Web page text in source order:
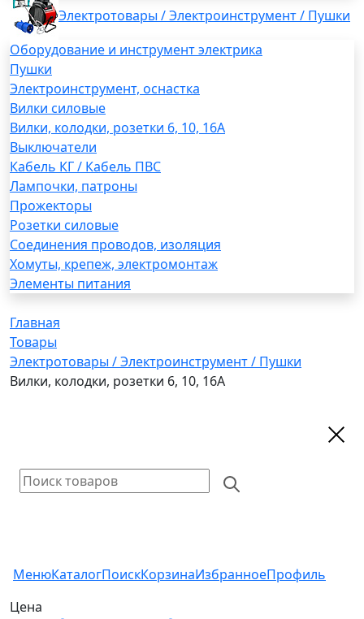
Электротовары / Электроинструмент / Пушки
Оборудование и инструмент электрика
Пушки
Электроинструмент, оснастка
Вилки силовые
Вилки, колодки, розетки 6, 10, 16А
Выключатели
Кабель КГ / Кабель ПВС
Лампочки, патроны
Прожекторы
Розетки силовые
Соединения проводов, изоляция
Хомуты, крепеж, электромонтаж
Элементы питания
Главная
Товары
Электротовары / Электроинструмент / Пушки
Вилки, колодки, розетки 6, 10, 16А
МенюКаталогПоискКорзинаИзбранноеПрофиль
Цена